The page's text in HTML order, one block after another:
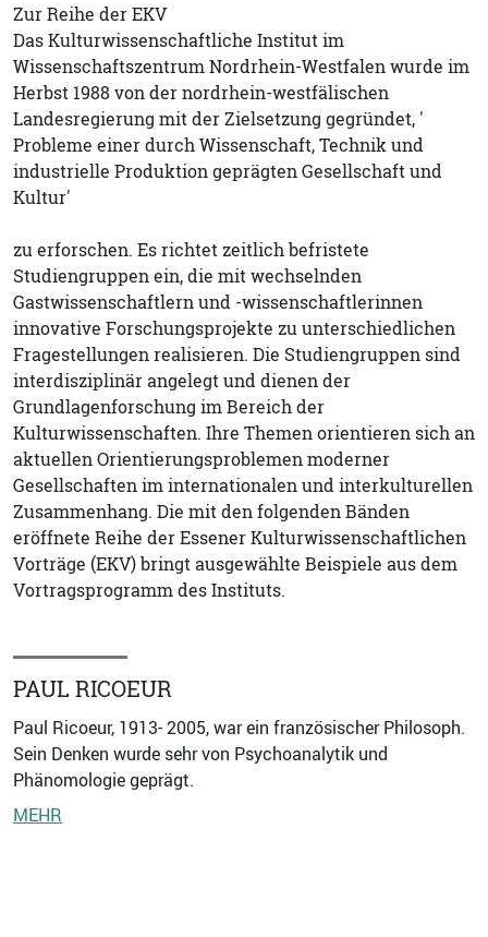
Zur Reihe der EKV
Das Kulturwissenschaftliche Institut im
Wissenschaftszentrum Nordrhein-Westfalen wurde im
Herbst 1988 von der nordrhein-westfälischen
Landesregierung mit der Zielsetzung gegründet, '
Probleme einer durch Wissenschaft, Technik und
industrielle Produktion geprägten Gesellschaft und
Kultur'
zu erforschen. Es richtet zeitlich befristete
Studiengruppen ein, die mit wechselnden
Gastwissenschaftlern und -wissenschaftlerinnen
innovative Forschungsprojekte zu unterschiedlichen
Fragestellungen realisieren. Die Studiengruppen sind
interdisziplinär angelegt und dienen der
Grundlagenforschung im Bereich der
Kulturwissenschaften. Ihre Themen orientieren sich an
aktuellen Orientierungsproblemen moderner
Gesellschaften im internationalen und interkulturellen
Zusammenhang. Die mit den folgenden Bänden
eröffnete Reihe der Essener Kulturwissenschaftlichen
Vorträge (EKV) bringt ausgewählte Beispiele aus dem
Vortragsprogramm des Instituts.
PAUL RICOEUR
Paul Ricoeur, 1913- 2005, war ein französischer Philosoph.
Sein Denken wurde sehr von Psychoanalytik und
Phänomologie geprägt.
MEHR